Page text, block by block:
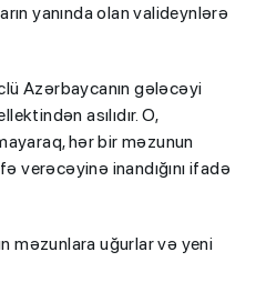
yanında olan valideynlərə
Azərbaycanın gələcəyi
asılıdır. O,
hər bir məzunun
verəcəyinə inandığını ifadə
məzunlara uğurlar və yeni